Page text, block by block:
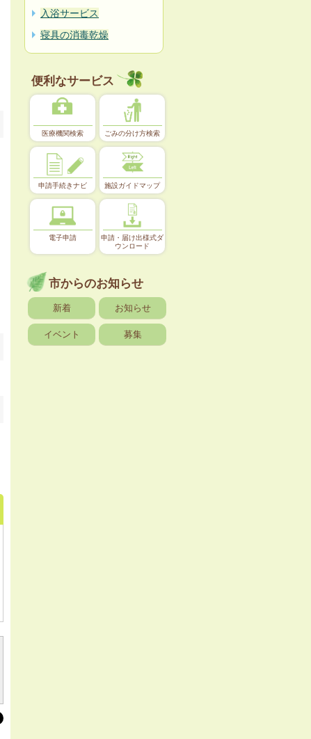
入浴サービス
寝具の消毒乾燥
便利なサービス
医療機関検索 ごみの分け方検索
申請手続きナビ 施設ガイドマップ
電子申請
申請・届け出様式ダ
ウンロード
市からのお知らせ
新着 お知らせ
イベント 募集